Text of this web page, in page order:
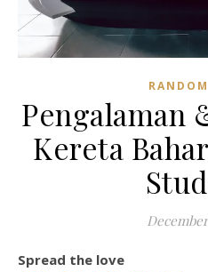
Pengalaman
Kereta
Spread the love